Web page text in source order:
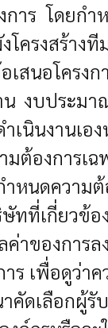
การ โดยก
โครงสร้าง
เสนอโคร
งบประมา
เนินงานเ
ต้องการเฉ
หนดความ
ษัทที่เกี่ยวข้
าของการ
าร เพื่อดูว่
ดเลือกผู้รั